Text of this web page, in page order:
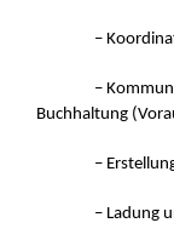
–
–
Buchhaltung
– Erstellung
– Ladung und